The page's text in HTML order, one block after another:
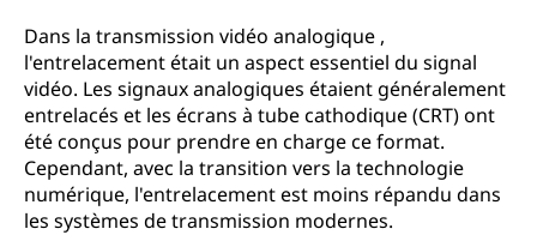
Dans la transmission vidéo analogique ,
l'entrelacement était un aspect essentiel du signal
vidéo. Les signaux analogiques étaient généralement
entrelacés et les écrans à tube cathodique (CRT) ont
été conçus pour prendre en charge ce format.
Cependant, avec la transition vers la technologie
numérique, l'entrelacement est moins répandu dans
les systèmes de transmission modernes.